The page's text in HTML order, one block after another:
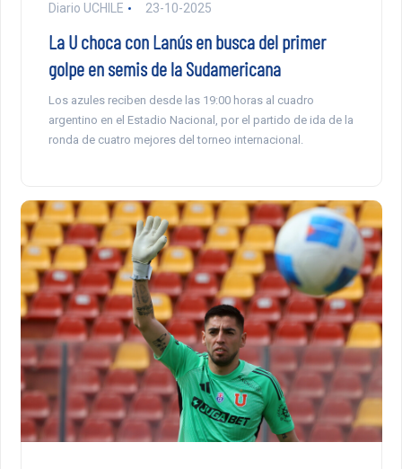
Diario UCHILE 23-10-2025
La U choca con Lanús en busca del primer
golpe en semis de la Sudamericana
Los azules reciben desde las 19:00 horas al cuadro
argentino en el Estadio Nacional, por el partido de ida de la
ronda de cuatro mejores del torneo internacional.